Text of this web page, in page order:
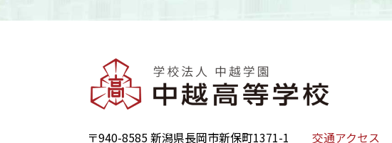
〒940-8585 新潟県長岡市新保町1371-1 交通アクセス